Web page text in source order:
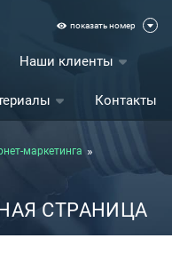
показать номер
Наши клиенты
Контакты
маркетинга
СТРАНИЦА